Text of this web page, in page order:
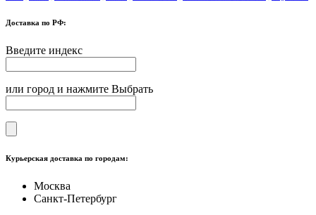
Доставка по РФ:
Введите индекс
или город и нажмите Выбрать
Курьерская доставка по городам:
Москва
Санкт-Петербург